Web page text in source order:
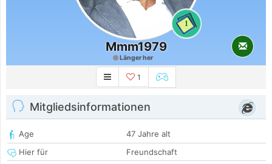
1
Mmm1979
Länger her
1
Mitgliedsinformationen
Age
47 Jahre alt
Hier für
Freundschaft